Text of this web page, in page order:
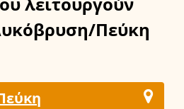
Πεύκη